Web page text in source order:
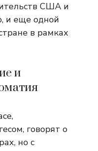
США и
и еще одной
в рамках
и
говорят о
но с